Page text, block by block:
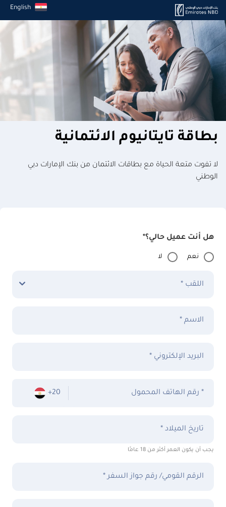
English
بطاقة تايتانيوم الائتمانية
لا تفوت متعة الحياة مع بطاقات الائتمان من بنك الإمارات دبي
الوطني
هل أنت عميل حالي؟*
نعم لا
اللقب *
الاسم *
البريد الإلكتروني *
+20 رقم الهاتف المحمول *
تاريخ الميلاد *
يجب أن يكون العمر أكثر من 18 عامًا
الرقم القومي/ رقم جواز السفر *